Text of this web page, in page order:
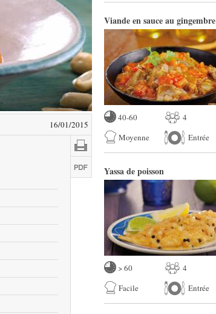
16/01/2015
Viande en sauce au gingembre
40-60
4
Moyenne
Entrée
Yassa de poisson
> 60
4
Facile
Entrée